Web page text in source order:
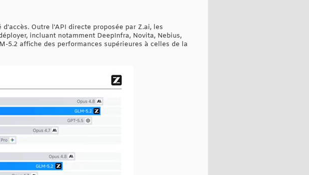
Outre l'API directe proposée par Z.ai, les
incluant notamment DeepInfra, Novita, Nebius,
5.2 affiche des performances supérieures à celles de la